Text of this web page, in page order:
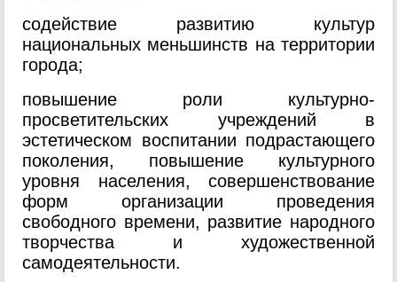
содействие развитию культур
национальных меньшинств на территории
города;
повышение роли культурно-
просветительских учреждений в
эстетическом воспитании подрастающего
поколения, повышение культурного
уровня населения, совершенствование
форм организации проведения
свободного времени, развитие народного
творчества и художественной
самодеятельности.